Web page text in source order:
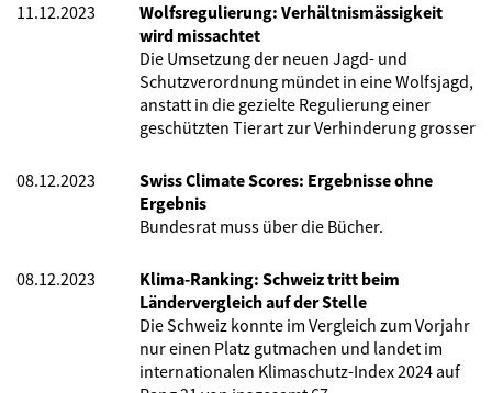
11.12.2023
Wolfsregulierung: Verhältnismässigkeit
wird missachtet
Die Umsetzung der neuen Jagd- und
Schutzverordnung mündet in eine Wolfsjagd,
anstatt in die gezielte Regulierung einer
geschützten Tierart zur Verhinderung grosser
08.12.2023
Swiss Climate Scores: Ergebnisse ohne
Ergebnis
Bundesrat muss über die Bücher.
08.12.2023
Klima-Ranking: Schweiz tritt beim
Ländervergleich auf der Stelle
Die Schweiz konnte im Vergleich zum Vorjahr
nur einen Platz gutmachen und landet im
internationalen Klimaschutz-Index 2024 auf